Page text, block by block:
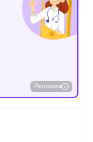
Реклама